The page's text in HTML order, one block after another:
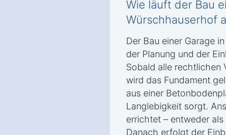
Wie läuft der Bau
Würschhauserhof
Der Bau einer Garage
der Planung und der
Sobald alle rechtlichen
wird das Fundament
aus einer
Langlebigkeit sorgt.
errichtet – entweder
Danach erfolgt der